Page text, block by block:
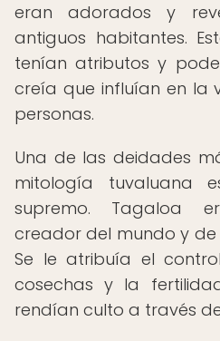
eran adorados y
antiguos habitantes.
tenían atributos y
creía que influían en la
personas.
Una de las deidades
mitología tuvaluana
supremo. Tagaloa
creador del mundo y de
Se le atribuía el
cosechas y la
rendían culto a través